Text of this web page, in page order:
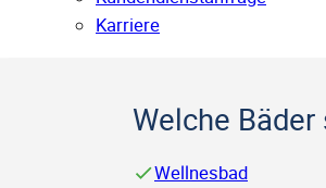
Karriere
Welche
Wellnesbad